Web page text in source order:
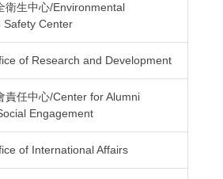
衛生中心/Environmental
Safety Center
of Research and Development
責任中心/Center for Alumni
Engagement
of International Affairs